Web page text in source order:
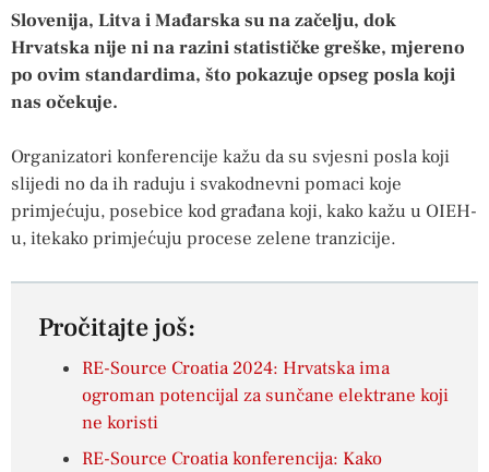
Slovenija, Litva i Mađarska su na začelju, dok
Hrvatska nije ni na razini statističke greške, mjereno
po ovim standardima, što pokazuje opseg posla koji
nas očekuje.
Organizatori konferencije kažu da su svjesni posla koji
slijedi no da ih raduju i svakodnevni pomaci koje
primjećuju, posebice kod građana koji, kako kažu u OIEH-
u, itekako primjećuju procese zelene tranzicije.
Pročitajte još:
RE-Source Croatia 2024: Hrvatska ima
ogroman potencijal za sunčane elektrane koji
ne koristi
RE-Source Croatia konferencija: Kako